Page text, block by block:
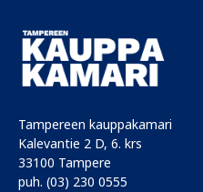
Tampereen kauppakamari
Kalevantie 2 D, 6. krs
33100 Tampere
puh. (03) 230 0555